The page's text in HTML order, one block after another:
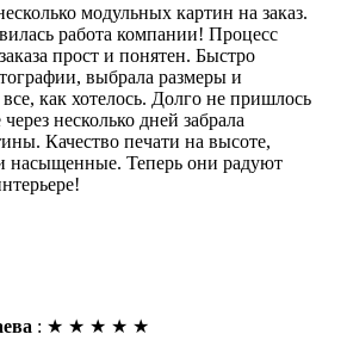
модульных картин на заказ.
работа компании! Процесс
прост и понятен. Быстро
выбрала размеры и
как хотелось. Долго не пришлось
несколько дней забрала
Качество печати на высоте,
насыщенные. Теперь они радуют
: ★ ★ ★ ★ ★